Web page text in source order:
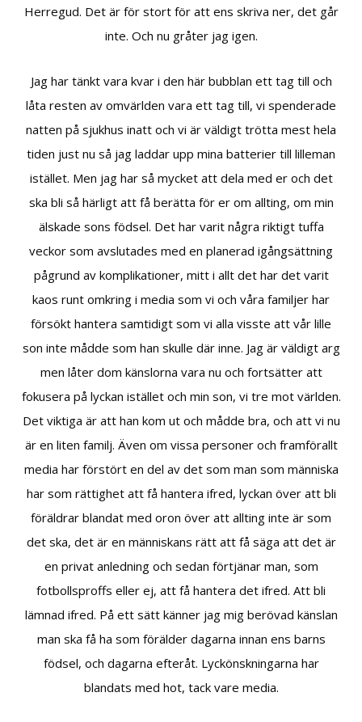
Herregud. Det är för stort för att ens skriva ner, det går
inte. Och nu gråter jag igen.
Jag har tänkt vara kvar i den här bubblan ett tag till och
låta resten av omvärlden vara ett tag till, vi spenderade
natten på sjukhus inatt och vi är väldigt trötta mest hela
tiden just nu så jag laddar upp mina batterier till lilleman
istället. Men jag har så mycket att dela med er och det
ska bli så härligt att få berätta för er om allting, om min
älskade sons födsel. Det har varit några riktigt tuffa
veckor som avslutades med en planerad igångsättning
pågrund av komplikationer, mitt i allt det har det varit
kaos runt omkring i media som vi och våra familjer har
försökt hantera samtidigt som vi alla visste att vår lille
son inte mådde som han skulle där inne. Jag är väldigt arg
men låter dom känslorna vara nu och fortsätter att
fokusera på lyckan istället och min son, vi tre mot världen.
Det viktiga är att han kom ut och mådde bra, och att vi nu
är en liten familj. Även om vissa personer och framförallt
media har förstört en del av det som man som människa
har som rättighet att få hantera ifred, lyckan över att bli
föräldrar blandat med oron över att allting inte är som
det ska, det är en människans rätt att få säga att det är
en privat anledning och sedan förtjänar man, som
fotbollsproffs eller ej, att få hantera det ifred. Att bli
lämnad ifred. På ett sätt känner jag mig berövad känslan
man ska få ha som förälder dagarna innan ens barns
födsel, och dagarna efteråt. Lyckönskningarna har
blandats med hot, tack vare media.